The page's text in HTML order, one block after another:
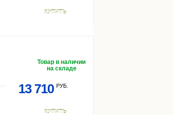
КУПИТЬ
Товар в наличии
на складе
13 710 РУБ.
КУПИТЬ